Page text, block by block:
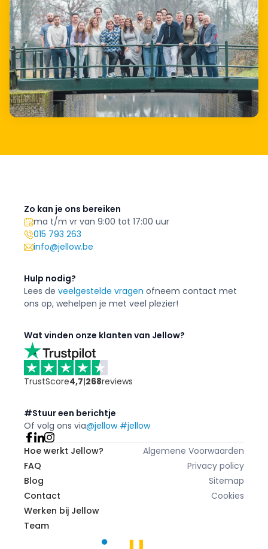
Zo kan je ons bereiken
ma t/m vr van 9:00 tot 17:00 uur
015 793 263
info@jellow.be
Hulp nodig?
Lees de veelgestelde vragen ofneem contact met
ons op, wehelpen je met veel plezier!
Wat vinden onze klanten van Jellow?
TrustScore4,7|268reviews
#Stuur een berichtje
Of volg ons via@jellow #jellow
Hoe werkt Jellow?
FAQ
Blog
Contact
Werken bij Jellow
Team
Algemene Voorwaarden
Privacy policy
Sitemap
Cookies